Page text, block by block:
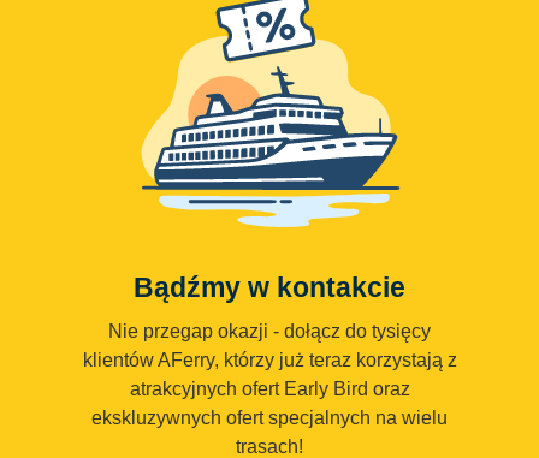
Bądźmy w kontakcie
Nie przegap okazji - dołącz do tysięcy
klientów AFerry, którzy już teraz korzystają z
atrakcyjnych ofert Early Bird oraz
ekskluzywnych ofert specjalnych na wielu
trasach!